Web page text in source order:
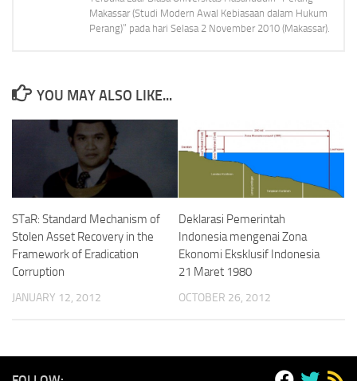
Makassar (Studi Modern Awal Kebiasaan dalam Hukum
Perang)” pada hari Selasa 2 November 2010 (Makassar).
YOU MAY ALSO LIKE...
STaR: Standard Mechanism of
Stolen Asset Recovery in the
Framework of Eradication
Corruption
JANUARY 12, 2012
Deklarasi Pemerintah
Indonesia mengenai Zona
Ekonomi Eksklusif Indonesia
21 Maret 1980
OCTOBER 26, 2012